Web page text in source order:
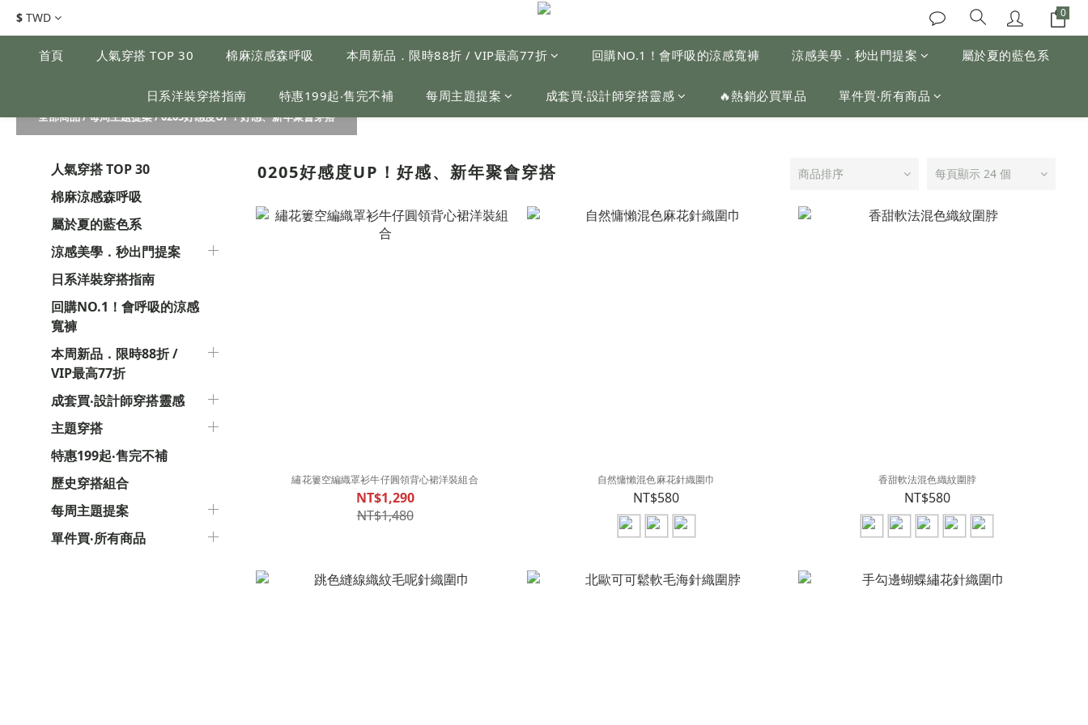
$ TWD
首頁 人氣穿搭 TOP 30 棉麻涼感森呼吸 本周新品．限時88折 / VIP最高77折 回購NO.1！會呼吸的涼感寬褲 涼感美學．秒出門提案 屬於夏的藍色系
日系洋裝穿搭指南 特惠199起‧售完不補 每周主題提案 成套買‧設計師穿搭靈感 🔥熱銷必買單品 單件買‧所有商品
全部商品/每周主題提案/0205好感度UP！好感、新年聚會穿搭
人氣穿搭 TOP 30
棉麻涼感森呼吸
屬於夏的藍色系
涼感美學．秒出門提案
日系洋裝穿搭指南
回購NO.1！會呼吸的涼感
寬褲
本周新品．限時88折 /
VIP最高77折
成套買‧設計師穿搭靈感
主題穿搭
特惠199起‧售完不補
歷史穿搭組合
每周主題提案
單件買‧所有商品
0205好感度UP！好感、新年聚會穿搭 商品排序 每頁顯示 24 個
繡花簍空編織罩衫牛仔圓領背心裙洋裝組合
NT$1,290
NT$1,480
自然慵懶混色麻花針織圍巾
NT$580
香甜軟法混色織紋圍脖
NT$580